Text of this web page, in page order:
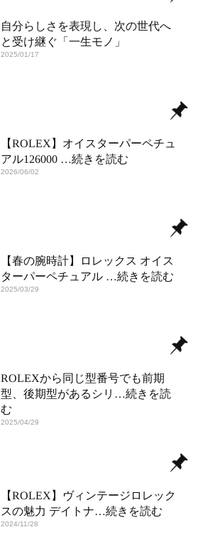
自分らしさを表現し、次の世代へ
と受け継ぐ「一生モノ」
2025/01/17
【ROLEX】オイスターパーペチュ
アル126000 …続きを読む
2026/06/02
【春の腕時計】ロレックス オイス
ターパーペチュアル …続きを読む
2025/03/29
ROLEXから同じ型番号でも前期
型、後期型があるシリ …続きを読
む
2025/04/29
【ROLEX】ヴィンテージロレック
スの魅力 デイトナ…続きを読む
2024/11/28